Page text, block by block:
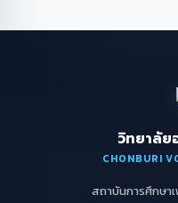
วิทยาลัย
CHONBURI
สถาบันการศึกษา